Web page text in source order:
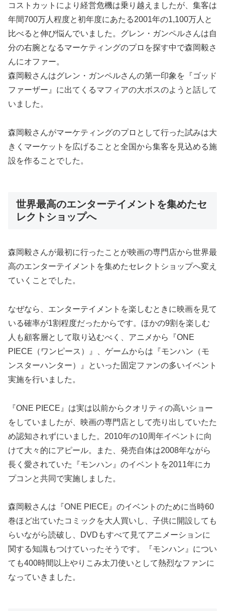
コストカットにより経営危機は乗り越えましたが、集客は
年間700万人程度と初年度にあたる2001年の1,100万人と
比べると伸び悩んでいました。グレン・ガンペルさんは自
分の右腕となるマーケティングのプロを探す中で森岡毅さ
んにオファー。
森岡毅さんはグレン・ガンペルさんの第一印象を『ゴッド
ファーザー』に出てくるマフィアの大ボスのようと話して
いました。
森岡毅さんがマーケティングのプロとして行った試みは大
きくマーケットを広げることと全国から集客を見込める施
設を作ることでした。
世界最高のエンターテイメントを集めたセ
レクトショップへ
森岡毅さんが最初に行ったことが映画の専門店から世界最
高のエンターテイメントを集めたセレクトショップへ変え
ていくことでした。
なぜなら、エンターテイメントを楽しむときに映画を見て
いる確率が1割程度だったからです。ほかの9割を楽しむ
人も顧客層として取り込むべく、アニメから『ONE
PIECE（ワンピース）』、ゲームからは『モンハン（モ
ンスターハンター）』といった固定ファンの多いイベント
実施を行いました。
『ONE PIECE』は実は以前からクオリティの高いショー
をしていましたが、映画の専門店として売り出していたた
め認知されずにいました。2010年の10周年イベントに向
けて大々的にアピール。また、発売自体は2008年ながら
長く愛されていた『モンハン』のイベントを2011年にカ
プコンと共同で実施しました。
森岡毅さんは『ONE PIECE』のイベントのために当時60
巻ほど出ていたコミックを大人買いし、子供に開設しても
らいながら読破し、DVDもすべて見てアニメーションに
関する知識もつけていったそうです。『モンハン』につい
ても400時間以上やりこみ太刀使いとして熱烈なファンに
なっていきました。